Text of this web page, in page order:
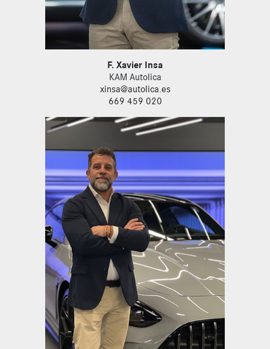
F. Xavier Insa
KAM Autolica
xinsa@autolica.es
669 459 020